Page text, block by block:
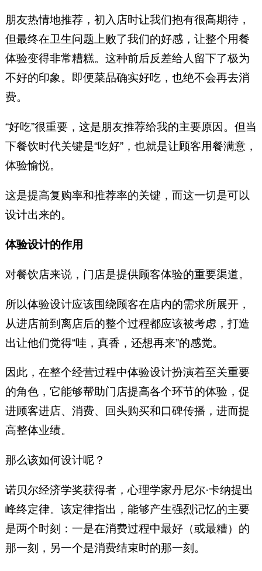
朋友热情地推荐，初入店时让我们抱有很高期待，
但最终在卫生问题上败了我们的好感，让整个用餐
体验变得非常糟糕。这种前后反差给人留下了极为
不好的印象。即便菜品确实好吃，也绝不会再去消
费。
“好吃”很重要，这是朋友推荐给我的主要原因。但当
下餐饮时代关键是“吃好”，也就是让顾客用餐满意，
体验愉悦。
这是提高复购率和推荐率的关键，而这一切是可以
设计出来的。
体验设计的作用
对餐饮店来说，门店是提供顾客体验的重要渠道。
所以体验设计应该围绕顾客在店内的需求所展开，
从进店前到离店后的整个过程都应该被考虑，打造
出让他们觉得“哇，真香，还想再来”的感觉。
因此，在整个经营过程中体验设计扮演着至关重要
的角色，它能够帮助门店提高各个环节的体验，促
进顾客进店、消费、回头购买和口碑传播，进而提
高整体业绩。
那么该如何设计呢？
诺贝尔经济学奖获得者，心理学家丹尼尔·卡纳提出
峰终定律。该定律指出，能够产生强烈记忆的主要
是两个时刻：一是在消费过程中最好（或最糟）的
那一刻，另一个是消费结束时的那一刻。